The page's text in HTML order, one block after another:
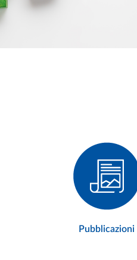
Pubblicazioni